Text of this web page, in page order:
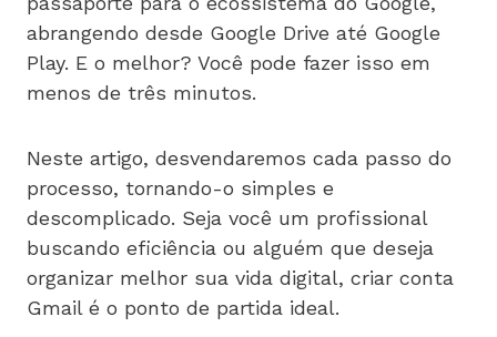
abrangendo desde Google Drive até Google
Play. E o melhor? Você pode fazer isso em
menos de três minutos.
Neste artigo, desvendaremos cada passo do
processo, tornando-o simples e
descomplicado. Seja você um profissional
buscando eficiência ou alguém que deseja
organizar melhor sua vida digital, criar conta
Gmail é o ponto de partida ideal.